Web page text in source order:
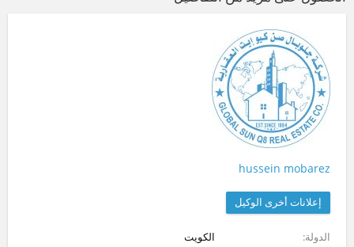
hussein mobarez
إعلانات أخرى الوكيل
الدولة
الكويت